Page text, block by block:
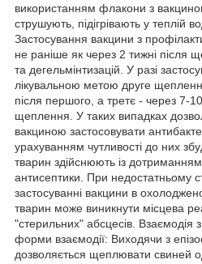
використанням флакони з
струшують, підігрівають у теплій
Застосування вакцини з
не раніше як через 2 тижні після
та дегельмінтизацій. У разі
лікувальною метою друге
після першого, а третє - через 7-10
щеплення. У таких випадках
вакциною застосовувати
урахуванням чутливості до них
тварин здійснюють із
антисептики. При недостатньому
застосуванні вакцини в
тварин може виникнути місцева
"стерильних" абсцесів. Взаємодія
форми взаємодії: Виходячи з
дозволяється щеплювати свиней